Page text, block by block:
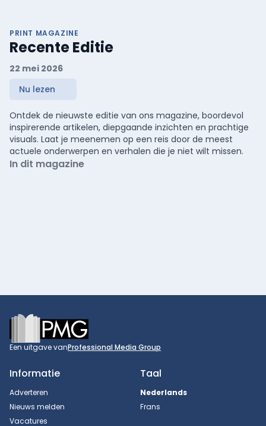
PRINT MAGAZINE
Recente Editie
22 mei 2026
Nu lezen
Ontdek de nieuwste editie van ons magazine, boordevol
inspirerende artikelen, diepgaande inzichten en prachtige
visuals. Laat je meenemen op een reis door de meest
actuele onderwerpen en verhalen die je niet wilt missen.
In dit magazine
Footer
Een uitgave vanProfessional Media Group
Informatie
Adverteren
Nieuws melden
Vacatures
Taal
Nederlands
Frans